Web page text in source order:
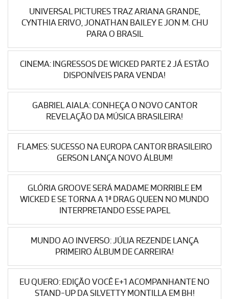
UNIVERSAL PICTURES TRAZ ARIANA GRANDE,
CYNTHIA ERIVO, JONATHAN BAILEY E JON M. CHU
PARA O BRASIL
CINEMA: INGRESSOS DE WICKED PARTE 2 JÁ ESTÃO
DISPONÍVEIS PARA VENDA!
GABRIEL AIALA: CONHEÇA O NOVO CANTOR
REVELAÇÃO DA MÚSICA BRASILEIRA!
FLAMES: SUCESSO NA EUROPA CANTOR BRASILEIRO
GERSON LANÇA NOVO ÁLBUM!
GLÓRIA GROOVE SERÁ MADAME MORRIBLE EM
WICKED E SE TORNA A 1ª DRAG QUEEN NO MUNDO
INTERPRETANDO ESSE PAPEL
MUNDO AO INVERSO: JÚLIA REZENDE LANÇA
PRIMEIRO ÁLBUM DE CARREIRA!
EU QUERO: EDIÇÃO VOCÊ E+1 ACOMPANHANTE NO
STAND-UP DA SILVETTY MONTILLA EM BH!